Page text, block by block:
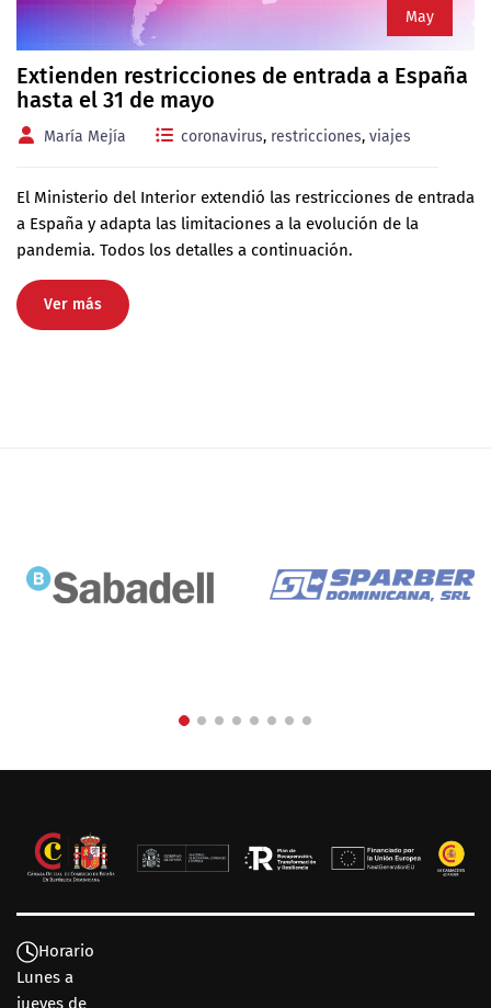
May
Extienden restricciones de entrada a España
hasta el 31 de mayo
María Mejía coronavirus, restricciones, viajes
El Ministerio del Interior extendió las restricciones de entrada
a España y adapta las limitaciones a la evolución de la
pandemia. Todos los detalles a continuación.
Ver más
Horario
Lunes a
jueves de